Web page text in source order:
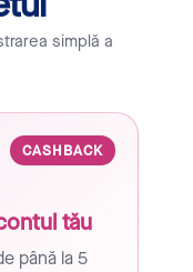
simplă a
CASHBACK
tău
până la 5